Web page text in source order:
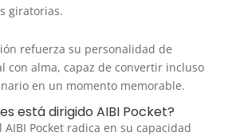
giratorias.
refuerza su personalidad de
con alma, capaz de convertir incluso
en un momento memorable.
está dirigido AIBI Pocket?
AIBI Pocket radica en su capacidad